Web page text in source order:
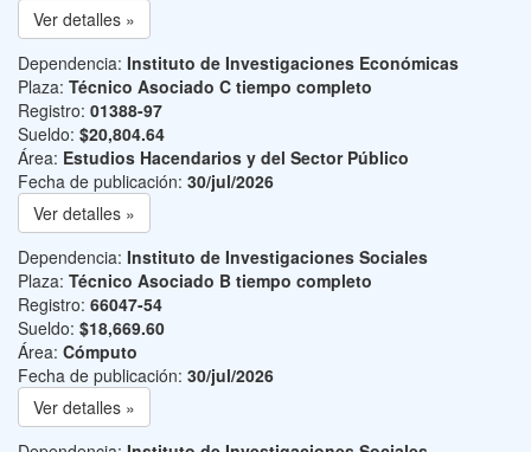
Ver detalles »
Dependencia: Instituto de Investigaciones Económicas
Plaza: Técnico Asociado C tiempo completo
Registro: 01388-97
Sueldo: $20,804.64
Área: Estudios Hacendarios y del Sector Público
Fecha de publicación: 30/jul/2026
Ver detalles »
Dependencia: Instituto de Investigaciones Sociales
Plaza: Técnico Asociado B tiempo completo
Registro: 66047-54
Sueldo: $18,669.60
Área: Cómputo
Fecha de publicación: 30/jul/2026
Ver detalles »